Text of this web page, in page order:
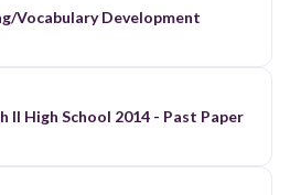
Vocabulary Development
II High School 2014 - Past Paper